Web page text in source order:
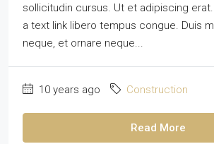
sollicitudin cursus. Ut et adipiscing
a text link libero tempus congue. Duis
neque, et ornare neque...
10 years ago Construction
Read More